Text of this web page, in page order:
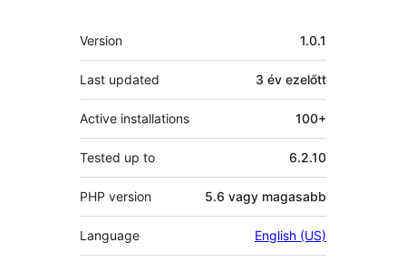
Meta
Version 1.0.1
Last updated 3 év ezelőtt
Active installations 100+
Tested up to 6.2.10
PHP version 5.6 vagy magasabb
Language English (US)